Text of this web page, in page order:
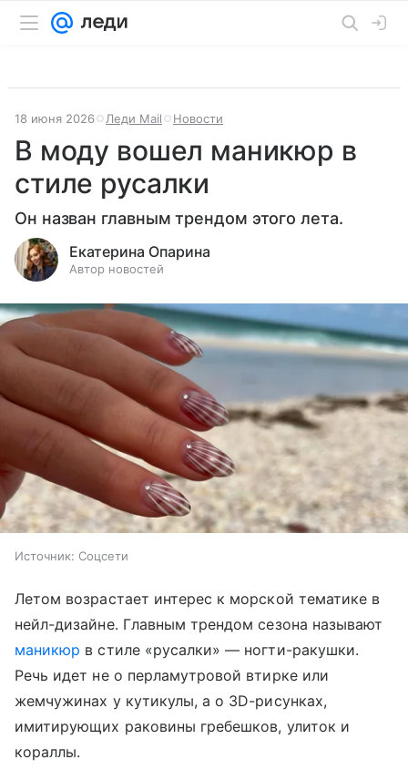
18 июня 2026 Леди Mail Новости
В моду вошел маникюр в
стиле русалки
Он назван главным трендом этого лета.
Екатерина Опарина
Автор новостей
Источник: Соцсети
Летом возрастает интерес к морской тематике в
нейл-дизайне. Главным трендом сезона называют
маникюр в стиле «русалки» — ногти-ракушки.
Речь идет не о перламутровой втирке или
жемчужинах у кутикулы, а о 3D-рисунках,
имитирующих раковины гребешков, улиток и
кораллы.